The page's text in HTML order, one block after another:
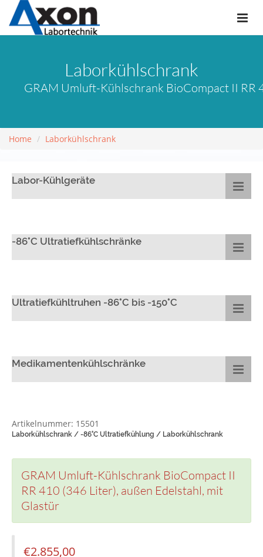
Laborkühlschrank
GRAM Umluft-Kühlschrank BioCompact II
Home Laborkühlschrank
Labor-Kühlgeräte
-86°C Ultratiefkühlschränke
Ultratiefkühltruhen -86°C bis -150°C
Medikamentenkühlschränke
Artikelnummer: 15501
Laborkühlschrank / -86°C Ultratiefkühlung / Laborkühlschrank
GRAM Umluft-Kühlschrank BioCompact II
RR 410 (346 Liter), außen Edelstahl, mit
Glastür
€2.855,00